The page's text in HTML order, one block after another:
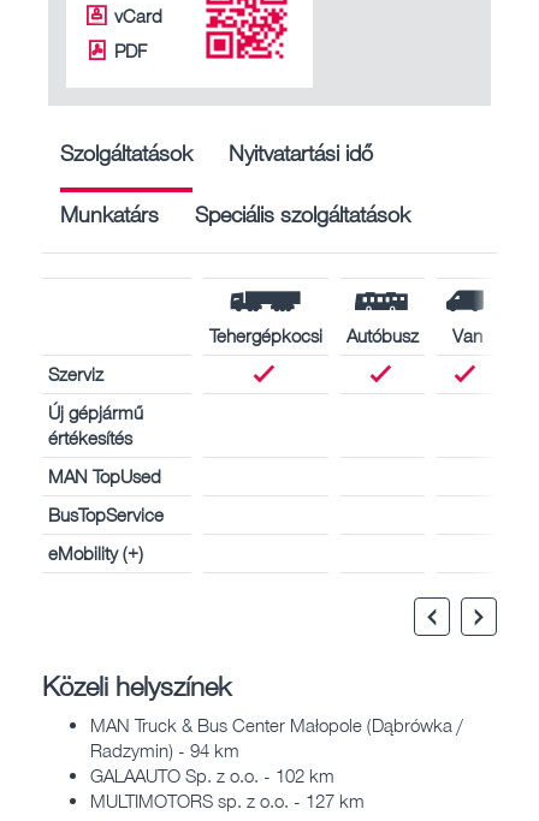
vCard
PDF
Szolgáltatások Nyitvatartási idő
Munkatárs Speciális szolgáltatások
Tehergépkocsi Autóbusz
Van
Szerviz
Új gépjármű
értékesítés
MAN TopUsed
BusTopService
eMobility (+)
Közeli helyszínek
MAN Truck & Bus Center Małopole (Dąbrówka /
Radzymin) - 94 km
GALAAUTO Sp. z o.o. - 102 km
MULTIMOTORS sp. z o.o. - 127 km